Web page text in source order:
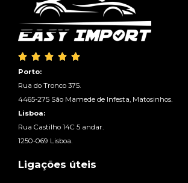
    
Porto:
Rua do Tronco 375.
4465-275 São Mamede de Infesta, Matosinhos.
Lisboa:
Rua Castilho 14C 5 andar.
1250-069 Lisboa.
Ligações úteis